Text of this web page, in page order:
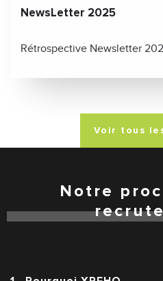
NewsLetter 2025
Rétrospective Newsletter
Voir tous
Notre